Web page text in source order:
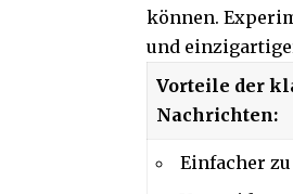
können.
und
Vorteile der
Nachrichten:
Einfacher